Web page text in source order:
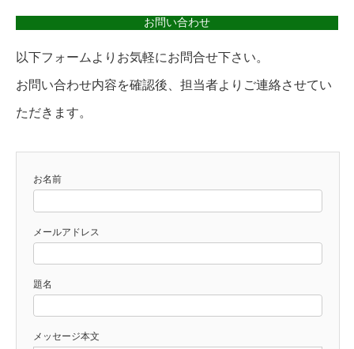
お問い合わせ
以下フォームよりお気軽にお問合せ下さい。
お問い合わせ内容を確認後、担当者よりご連絡させてい
ただきます。
お名前
メールアドレス
題名
メッセージ本文